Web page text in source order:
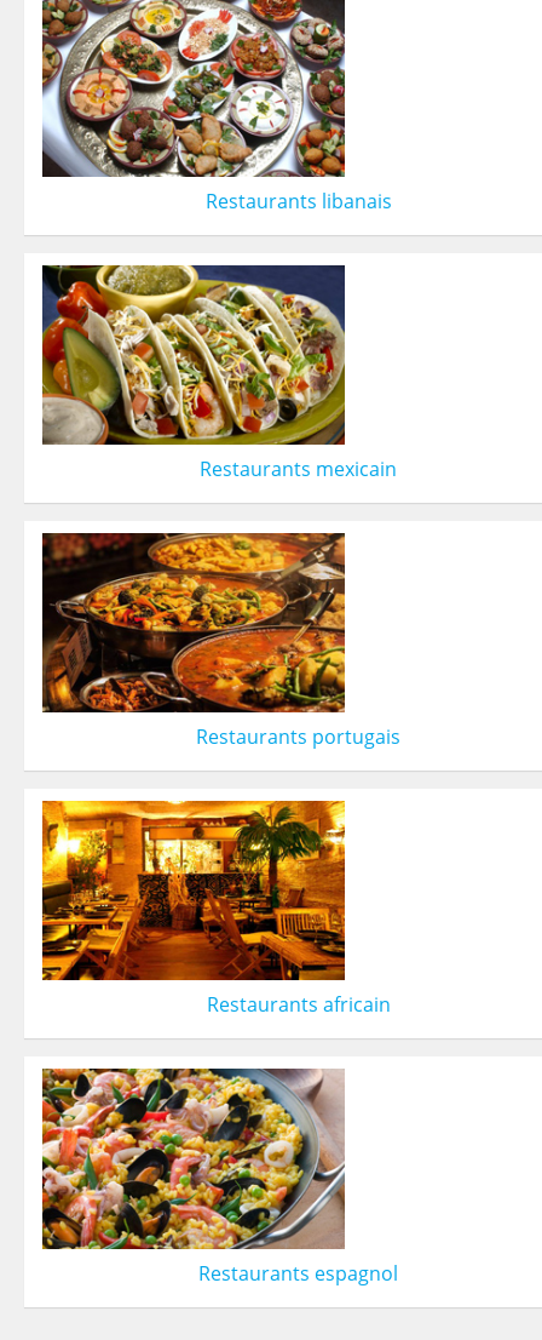
Restaurants libanais
Restaurants mexicain
Restaurants portugais
Restaurants africain
Restaurants espagnol